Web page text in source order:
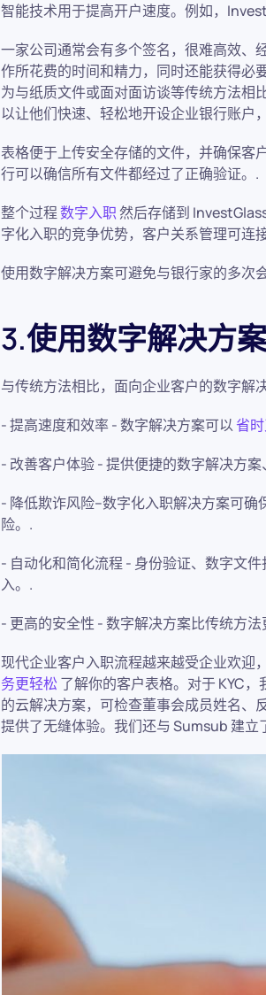
智能技术用于提高开户速度。例如，
一家公司通常会有多个签名，很难高效、
作所花费的时间和精力，同时还能获得必
为与纸质文件或面对面访谈等传统方法相
以让他们快速、轻松地开设企业银行账户
表格便于上传安全存储的文件，并确保客
行可以确信所有文件都经过了正确验证。.
整个过程数字入职然后存储到
字化入职的竞争优势，客户关系管理可连
使用数字解决方案可避免与银行家的多次
3.使用数字解决方
与传统方法相比，面向企业客户的数字解
- 提高速度和效率 - 数字解决方案可以省
- 改善客户体验 - 提供便捷的数字解决方
- 降低欺诈风险--数字化入职解决方案可
险。.
- 自动化和简化流程 - 身份验证、数字文
入。.
- 更高的安全性 - 数字解决方案比传统方
现代企业客户入职流程越来越受企业欢
务更轻松 了解你的客户表格。对于 KYC
的云解决方案，可检查董事会成员姓名、
提供了无缝体验。我们还与 Sumsub 建立